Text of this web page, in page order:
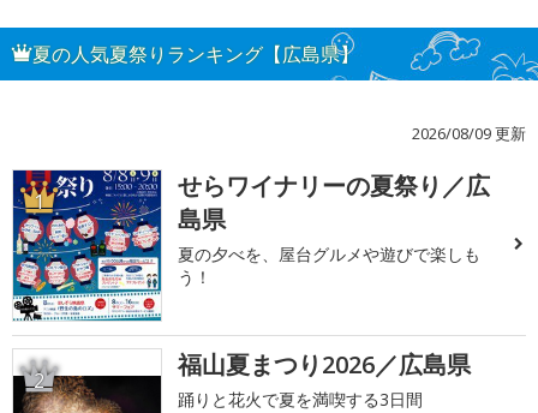
夏の人気夏祭りランキング【広島県】
2026/08/09 更新
1
せらワイナリーの夏祭り／広
島県
夏の夕べを、屋台グルメや遊びで楽しも
う！
2 福山夏まつり2026／広島県
踊りと花火で夏を満喫する3日間